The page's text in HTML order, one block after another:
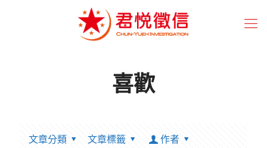
喜歡
文章分類 文章標籤
作者